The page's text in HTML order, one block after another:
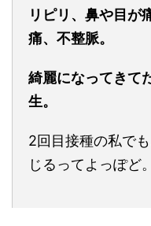
リピリ、鼻や目が
痛、不整脈。
綺麗になってきて
生。
2回目接種の私で
じるってよっぽど。